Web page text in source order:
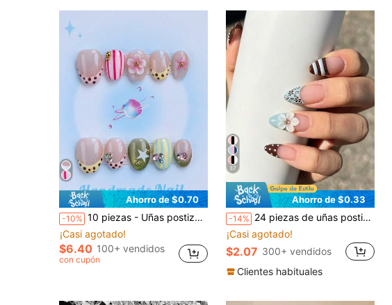
Ahorro de $0.70
-10% 10 piezas - Uñas postizas, forma redonda corta, 100% hechas a mano, estilo Y2K, calidad resistente, reutilizables. Color blanco, estilo francés, efecto 3D, adecuadas para uso diario, fiestas y también el mejor regalo festivo para niñas y mujeres.
¡Casi agotado!
$6.40 100+ vendidos
con cupón
37
Ahorro de $0.33
-14% 24 piezas de uñas postizas de forma almendrada larga, uñas azul menta y marrón, flor de gel 3D, diseño de rayas y lunares, uñas acrílicas, el set incluye: 1 pieza de pegamento de gelatina y 1 pieza de lima de uñas
¡Casi agotado!
$2.07 300+ vendidos
Clientes habituales